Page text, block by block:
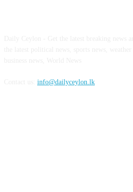
info@dailyceylon.lk